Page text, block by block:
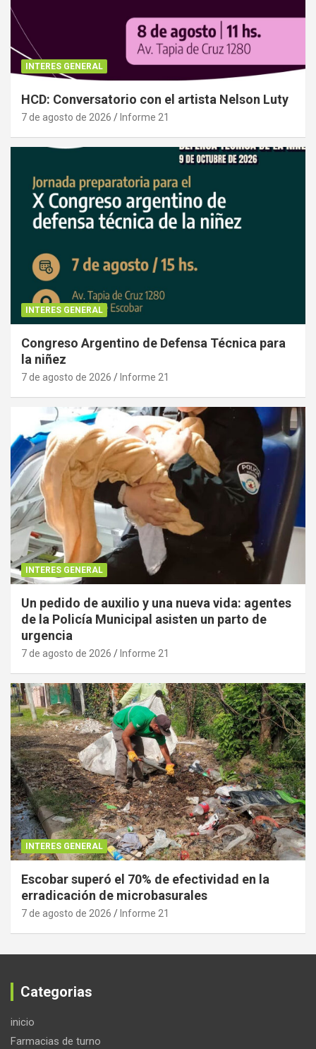
INTERES GENERAL
HCD: Conversatorio con el artista Nelson Luty
7 de agosto de 2026 Informe 21
INTERES GENERAL
Congreso Argentino de Defensa Técnica para
la niñez
7 de agosto de 2026 Informe 21
INTERES GENERAL
Un pedido de auxilio y una nueva vida: agentes
de la Policía Municipal asisten un parto de
urgencia
7 de agosto de 2026 Informe 21
INTERES GENERAL
Escobar superó el 70% de efectividad en la
erradicación de microbasurales
7 de agosto de 2026 Informe 21
Categorias
inicio
Farmacias de turno